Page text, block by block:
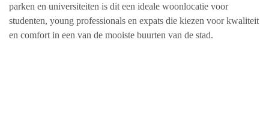
parken en universiteiten is dit een ideale woonlocatie voor
studenten, young professionals en expats die kiezen voor kwaliteit
en comfort in een van de mooiste buurten van de stad.